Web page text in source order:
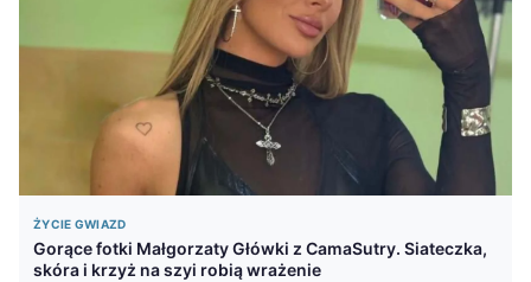
ŻYCIE GWIAZD
Gorące fotki Małgorzaty Główki z CamaSutry. Siateczka,
skóra i krzyż na szyi robią wrażenie